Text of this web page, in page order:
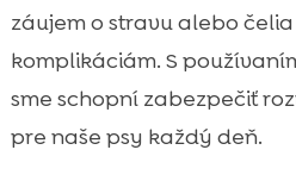
záujem o stravu alebo
komplikáciám. S
sme schopní zabezpečiť
pre naše psy každý deň.